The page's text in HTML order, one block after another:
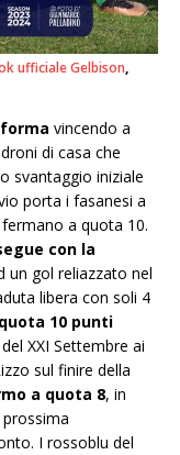
ufficiale Gelbison,
vincendo a
di casa che
svantaggio iniziale
porta i fasanesi a
a quota 10.
con la
un gol reliazzato nel
libera con soli 4
10 punti
XXI Settembre ai
sul finire della
a quota 8, in
I rossoblu del